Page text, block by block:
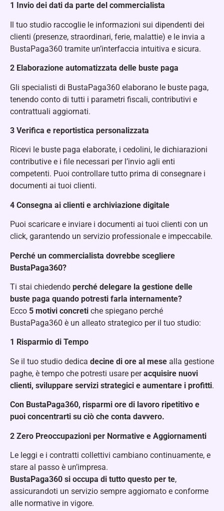
1️ Invio dei dati da parte del commercialista
Il tuo studio raccoglie le informazioni sui dipendenti dei
clienti (presenze, straordinari, ferie, malattie) e le invia a
BustaPaga360 tramite un’interfaccia intuitiva e sicura.
2️ Elaborazione automatizzata delle buste paga
Gli specialisti di BustaPaga360 elaborano le buste paga,
tenendo conto di tutti i parametri fiscali, contributivi e
contrattuali aggiornati.
3️ Verifica e reportistica personalizzata
Ricevi le buste paga elaborate, i cedolini, le dichiarazioni
contributive e i file necessari per l’invio agli enti
competenti. Puoi controllare tutto prima di consegnare i
documenti ai tuoi clienti.
4️ Consegna ai clienti e archiviazione digitale
Puoi scaricare e inviare i documenti ai tuoi clienti con un
click, garantendo un servizio professionale e impeccabile.
Perché un commercialista dovrebbe scegliere
BustaPaga360?
Ti stai chiedendo perché delegare la gestione delle
buste paga quando potresti farla internamente?
Ecco 5 motivi concreti che spiegano perché
BustaPaga360 è un alleato strategico per il tuo studio:
1️ Risparmio di Tempo
Se il tuo studio dedica decine di ore al mese alla gestione
paghe, è tempo che potresti usare peracquisire nuovi
clienti, sviluppare servizi strategici e aumentare i profitti.
Con BustaPaga360, risparmi ore di lavoro ripetitivo e
puoi concentrarti su ciò che conta davvero.
2️ Zero Preoccupazioni per Normative e Aggiornamenti
Le leggi e i contratti collettivi cambiano continuamente, e
stare al passo è un’impresa.
BustaPaga360 si occupa di tutto questo per te,
assicurandoti un servizio sempre aggiornato e conforme
alle normative in vigore.